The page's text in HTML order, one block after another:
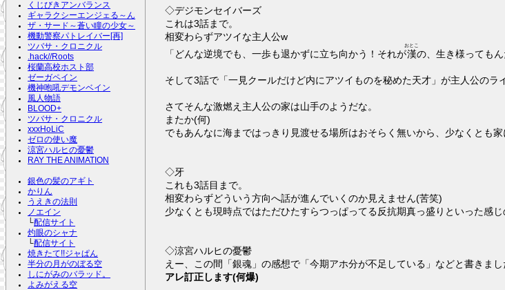
くじびきアンバランス
ギャラクシーエンジェる～ん
ザ・サード～蒼い瞳の少女～
機動警察パトレイバー[再]
ツバサ・クロニクル
.hack//Roots
桜蘭高校ホスト部
ゼーガペイン
機神咆吼デモンベイン
風人物語
BLOOD+
ツバサ・クロニクル
xxxHoLiC
ゼロの使い魔
涼宮ハルヒの憂鬱
RAY THE ANIMATION
銀色の髪のアギト
かりん
うえきの法則
ノエイン
└配信サイト
灼眼のシャナ
└配信サイト
焼きたて!!ジャぱん
半分の月がのぼる空
しにがみのバラッド。
よみがえる空
◇デジモンセイバーズ
これは3話まで。
相変わらずアツイな主人公w
「どんな逆境でも、一歩も退かずに立ち向かう！それが漢
おとこ
の、生き様っても
そして3話で「一見クールだけど内にアツイものを秘めた天才」が主人公のラ
さてそんな激燃え主人公の家は山手のようだな。
またか(何)
でもあんなに海まではっきり見渡せる場所はおそらく無いから、少なくとも
◇牙
これも3話目まで。
相変わらずどういう方向へ話が進んでいくのか見えません(苦笑)
少なくとも現時点ではただひたすらつっぱってる反抗期真っ盛りといった感
◇涼宮ハルヒの憂鬱
えー、この間「銀魂」の感想で「今期アホ分が不足している」などと書きまし
アレ訂正します(何爆)